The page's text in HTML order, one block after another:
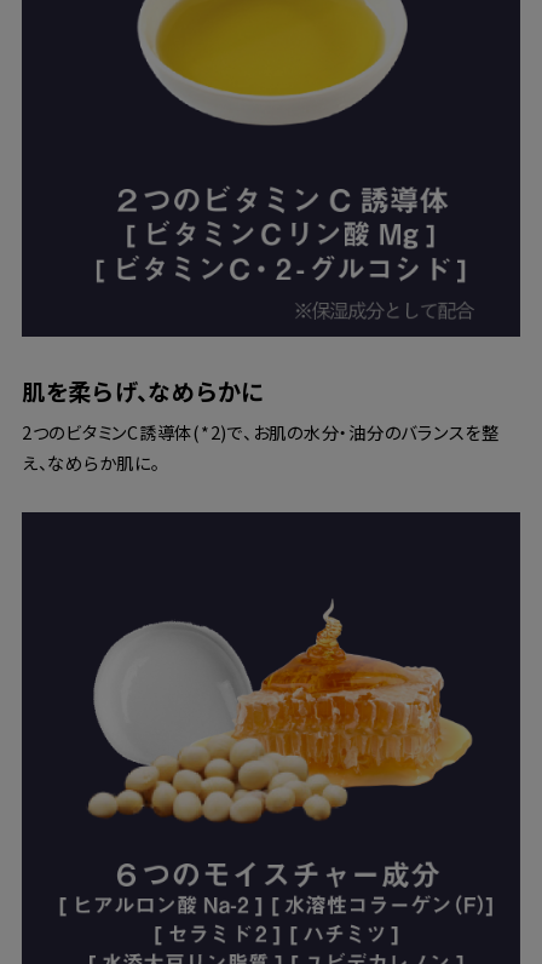
肌を柔らげ、なめらかに
2つのビタミンC誘導体(*2)で、お肌の水分・油分のバランスを整
え、なめらか肌に。